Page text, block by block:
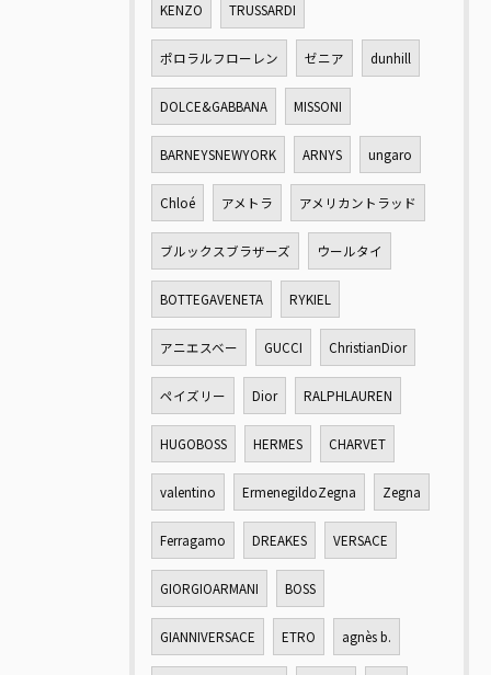
KENZO TRUSSARDI
ポロラルフローレン ゼニア dunhill
DOLCE&GABBANA MISSONI
BARNEYSNEWYORK ARNYS ungaro
Chloé アメトラ アメリカントラッド
ブルックスブラザーズ ウールタイ
BOTTEGAVENETA RYKIEL
アニエスベー GUCCI ChristianDior
ペイズリー Dior RALPHLAUREN
HUGOBOSS HERMES CHARVET
valentino ErmenegildoZegna Zegna
Ferragamo DREAKES VERSACE
GIORGIOARMANI BOSS
GIANNIVERSACE ETRO agnès b.